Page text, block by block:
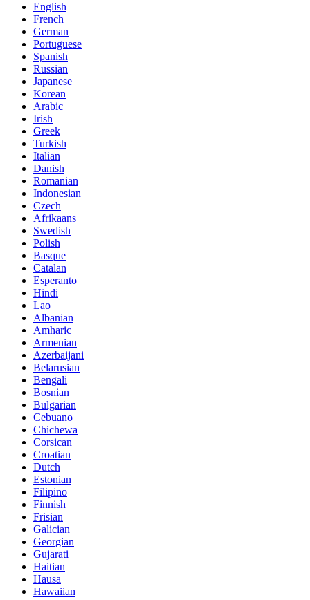
English
French
German
Portuguese
Spanish
Russian
Japanese
Korean
Arabic
Irish
Greek
Turkish
Italian
Danish
Romanian
Indonesian
Czech
Afrikaans
Swedish
Polish
Basque
Catalan
Esperanto
Hindi
Lao
Albanian
Amharic
Armenian
Azerbaijani
Belarusian
Bengali
Bosnian
Bulgarian
Cebuano
Chichewa
Corsican
Croatian
Dutch
Estonian
Filipino
Finnish
Frisian
Galician
Georgian
Gujarati
Haitian
Hausa
Hawaiian